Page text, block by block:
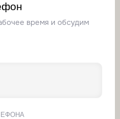
время и обсудим